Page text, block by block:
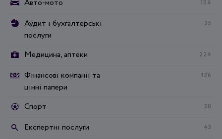
Авто-мото
104
Аудит і бухгалтерські
послуги
35
Медицина, аптеки 224
Фінансові компанії та
цінні папери
126
Спорт 30
Експертні послуги 43